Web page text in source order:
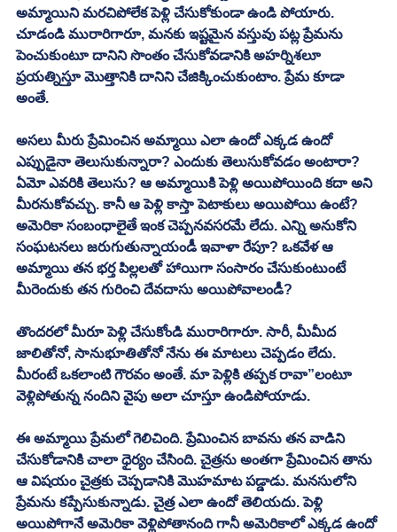
అమ్మాయిని మరచిపోలేక పెళ్లి చేసుకోకుండా ఉండి పోయారు.
చూడండి మురారిగారూ, మనకు ఇష్టమైన వస్తువు పట్ల ప్రేమను
పెంచుకుంటూ దానిని సొంతం చేసుకోవడానికి అహర్నిశలూ
ప్రయత్నిస్తూ మొత్తానికి దానిని చేజిక్కించుకుంటాం. ప్రేమ కూడా
అంతే.
అసలు మీరు ప్రేమించిన అమ్మాయి ఎలా ఉందో ఎక్కడ ఉందో
ఎప్పుడైనా తెలుసుకున్నారా? ఎందుకు తెలుసుకోవడం అంటారా?
ఏమో ఎవరికి తెలుసు? ఆ అమ్మాయికి పెళ్లి అయిపోయింది కదా అని
మీరనుకోవచ్చు. కానీ ఆ పెళ్లి కాస్తా పెటాకులు అయిపోయి ఉంటే?
అమెరికా సంబంధాలైతే ఇంక చెప్పనవసరమే లేదు. ఎన్ని అనుకోని
సంఘటనలు జరుగుతున్నాయండీ ఇవాళా రేపూ? ఒకవేళ ఆ
అమ్మాయి తన భర్త పిల్లలతో హాయిగా సంసారం చేసుకుంటుంటే
మీరెందుకు తన గురించి దేవదాసు అయిపోవాలండీ?
తొందరలో మీరూ పెళ్లి చేసుకోండి మురారిగారూ. సారీ, మీమీద
జాలితోనో, సానుభూతితోనో నేను ఈ మాటలు చెప్పడం లేదు.
మీరంటే ఒకలాంటి గౌరవం అంతే. మా పెళ్లికి తప్పక రావా”లంటూ
వెళ్లిపోతున్న నందిని వైపు అలా చూస్తూ ఉండిపోయాడు.
ఈ అమ్మాయి ప్రేమలో గెలిచింది. ప్రేమించిన బావను తన వాడిని
చేసుకోడానికి చాలా ధైర్యం చేసింది. చైత్రను అంతగా ప్రేమించిన తాను
ఆ విషయం చైత్రకు చెప్పడానికి మొహమాట పడ్డాడు. మనసులోని
ప్రేమను కప్పేసుకున్నాడు. చైత్ర ఎలా ఉందో తెలియదు. పెళ్లి
అయిపోగానే అమెరికా వెళ్లిపోతానంది గానీ అమెరికాలో ఎక్కడ ఉందో